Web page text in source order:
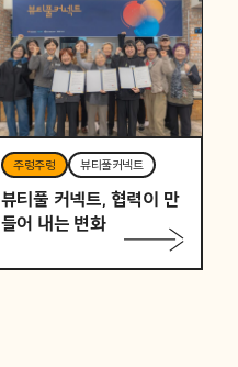
주렁주렁 뷰티풀커넥트
뷰티풀 커넥트, 협력이 만
들어 내는 변화